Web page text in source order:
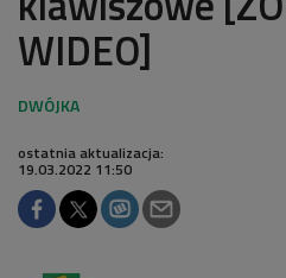
WIDEO]
ostatnia aktualizacja:
19.03.2022 11:50